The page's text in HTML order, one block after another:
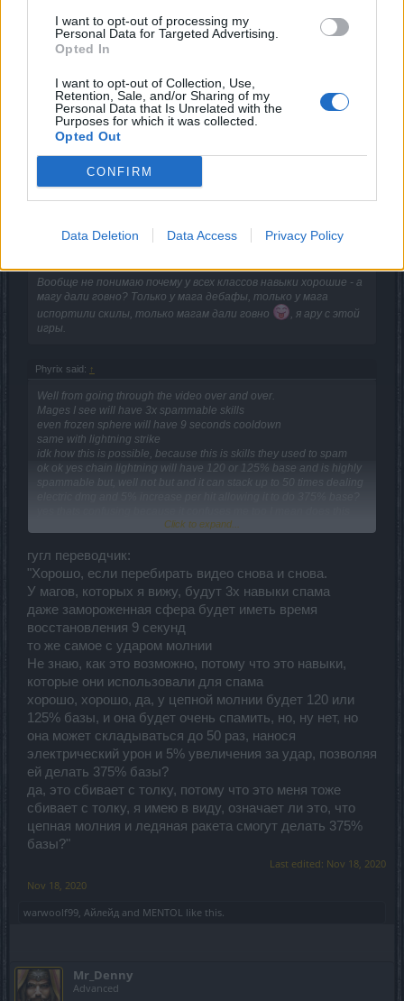
I want to opt-out of processing my
Personal Data for Targeted Advertising.
Opted In
I want to opt-out of Collection, Use,
Retention, Sale, and/or Sharing of my
Personal Data that Is Unrelated with the
Purposes for which it was collected.
Opted Out
CONFIRM
Data Deletion Data Access Privacy Policy
а заявляли 40 слотов под руны
Ладно, лучше уж больше, чем меньше
Вообще не понимаю почему у всех классов навыки хорошие - а
магу дали говно? Только у мага дебафы, только у мага
испортили скилы, только магам дали говно
, я ару с этой
игры.
Phyrix said: ↑
Well from going through the video over and over.
Mages I see will have 3x spammable skills
even frozen sphere will have 9 seconds cooldown
same with lightning strike
idk how this is possible, because this is skills they used to spam
ok ok yes chain lightning will have 120 or 125% base and is highly
spammable but, well not but and it can stack up to 50 times dealing
mean chain lightning and ice missile will be able to do 375% base?
Click to expand...
гугл переводчик:
"Хорошо, если перебирать видео снова и снова.
У магов, которых я вижу, будут 3x навыки спама
даже замороженная сфера будет иметь время
восстановления 9 секунд
то же самое с ударом молнии
Не знаю, как это возможно, потому что это навыки,
которые они использовали для спама
хорошо, хорошо, да, у цепной молнии будет 120 или
125% базы, и она будет очень спамить, но, ну нет, но
она может складываться до 50 раз, нанося
электрический урон и 5% увеличения за удар, позволяя
ей делать 375% базы?
да, это сбивает с толку, потому что это меня тоже
сбивает с толку, я имею в виду, означает ли это, что
цепная молния и ледяная ракета смогут делать 375%
базы?"
Last edited: Nov 18, 2020
Nov 18, 2020
warwoolf99, Айлейд and MENTOL like this.
Mr_Denny
Advanced